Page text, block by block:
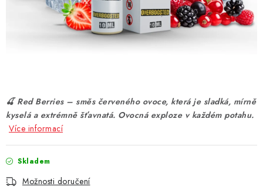
BATERIE A NABÍJEČKY
NIKOTINOVÝ FILM
PŘÍSLUŠENSTVÍ
🍒 Red Berries – směs červeného ovoce, která je sladká, mírně
kyselá a extrémně šťavnatá. Ovocná exploze v každém potahu.
Více informací
Skladem
Možnosti doručení